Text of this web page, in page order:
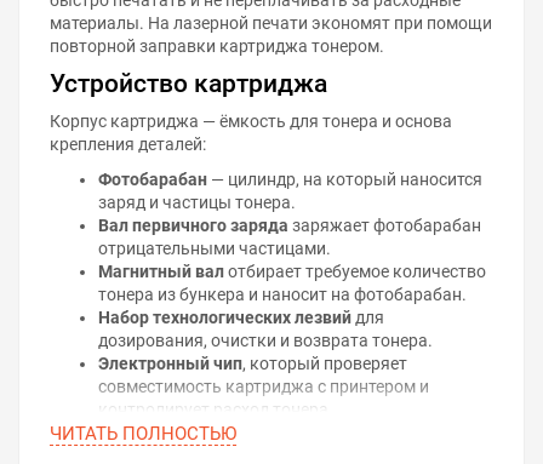
материалы. На лазерной печати экономят при помощи
повторной заправки картриджа тонером.
Устройство картриджа
Корпус картриджа — ёмкость для тонера и основа
крепления деталей:
Фотобарабан — цилиндр, на который наносится
заряд и частицы тонера.
Вал первичного заряда заряжает фотобарабан
отрицательными частицами.
Магнитный валотбирает требуемое количество
тонера из бункера и наносит на фотобарабан.
Набор технологических лезвий для
дозирования, очистки и возврата тонера.
Электронный чип, который проверяет
совместимость картриджа с принтером и
контролирует расход тонера.
Принцип лазерной печати
ЧИТАТЬ ПОЛНОСТЬЮ